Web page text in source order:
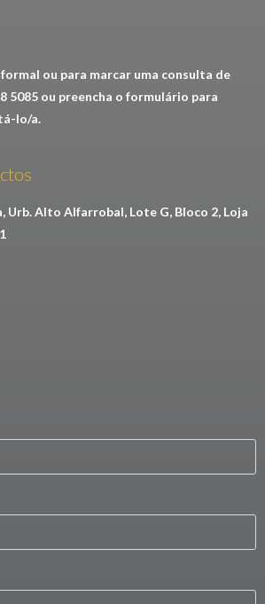
ou para marcar uma consulta de
5085 ou preencha o formulário para
lo/a.
Urb. Alto Alfarrobal, Lote G, Bloco 2, Loja